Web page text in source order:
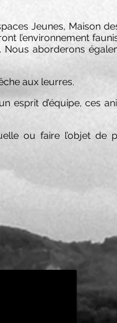
Jeunes, Maison
l’environnement
aborderons
aux leurres.
esprit d’équipe, ces
ou faire l’objet de